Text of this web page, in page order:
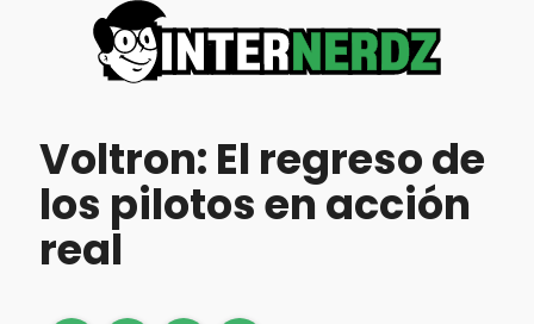
Voltron: El regreso de
los pilotos en acción
real